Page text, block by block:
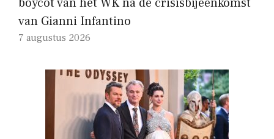
van Gianni Infantino
7 augustus 2026